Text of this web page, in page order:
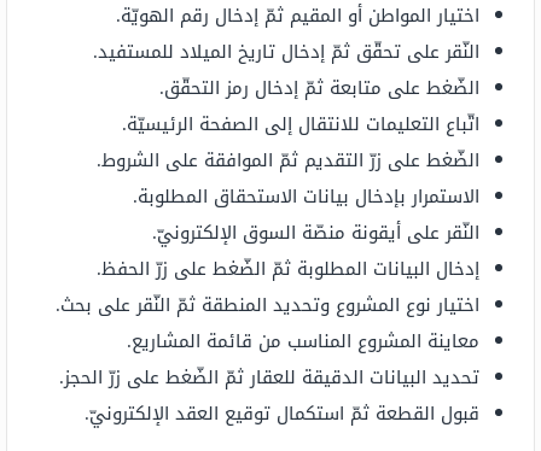
اختيار المواطن أو المقيم ثمّ إدخال رقم الهويّة.
النّقر على تحقّق ثمّ إدخال تاريخ الميلاد للمستفيد.
الضّغط على متابعة ثمّ إدخال رمز التحقّق.
اتّباع التعليمات للانتقال إلى الصفحة الرئيسيّة.
الضّغط على زرّ التقديم ثمّ الموافقة على الشروط.
الاستمرار بإدخال بيانات الاستحقاق المطلوبة.
النّقر على أيقونة منصّة السوق الإلكترونيّ.
إدخال البيانات المطلوبة ثمّ الضّغط على زرّ الحفظ.
اختيار نوع المشروع وتحديد المنطقة ثمّ النّقر على بحث.
معاينة المشروع المناسب من قائمة المشاريع.
تحديد البيانات الدقيقة للعقار ثمّ الضّغط على زرّ الحجز.
قبول القطعة ثمّ استكمال توقيع العقد الإلكترونيّ.